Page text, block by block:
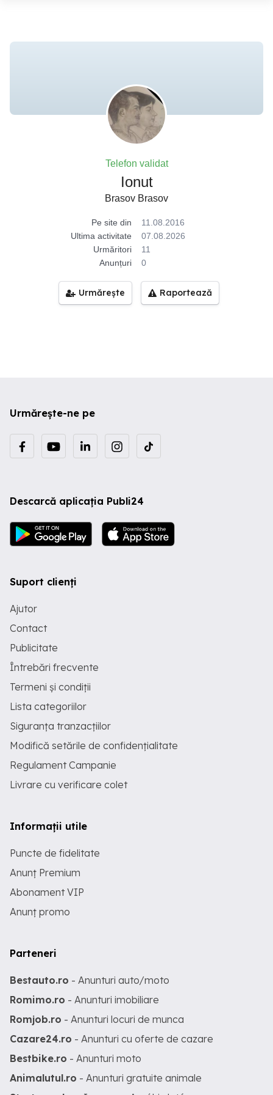
Telefon validat
Ionut
Brasov Brasov
Pe site din
11.08.2016
Ultima activitate
07.08.2026
Urmăritori
11
Anunțuri
0
Urmărește Raportează
Urmărește-ne pe
Descarcă aplicația Publi24
Suport clienți
Ajutor
Contact
Publicitate
Întrebări frecvente
Termeni și condiții
Lista categoriilor
Siguranța tranzacțiilor
Modifică setările de confidențialitate
Regulament Campanie
Livrare cu verificare colet
Informații utile
Puncte de fidelitate
Anunț Premium
Abonament VIP
Anunț promo
Parteneri
Bestauto.ro - Anunturi auto/moto
Romimo.ro - Anunturi imobiliare
Romjob.ro - Anunturi locuri de munca
Cazare24.ro - Anunturi cu oferte de cazare
Bestbike.ro - Anunturi moto
Animalutul.ro - Anunturi gratuite animale